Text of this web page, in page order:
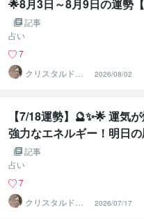
🌟8月3日～8月9日の運勢【
記事
占い
7
クリスタルドラ
ゴン元耀
2026/08/02
【7/18運勢】🔮✨🌟 運気
強力なエネルギー！明日
る大逆転の開運アクション
記事
占い
7
クリスタルドラ
ゴン元耀
2026/07/17